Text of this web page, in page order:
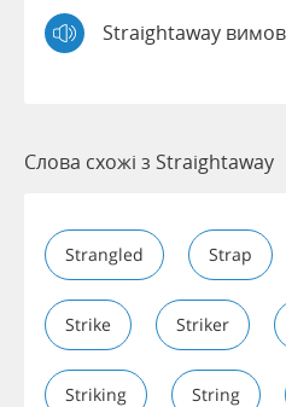
Straightaway
Слова схожі з Straightaway
Strangled Strap
Strike Striker
Striking String